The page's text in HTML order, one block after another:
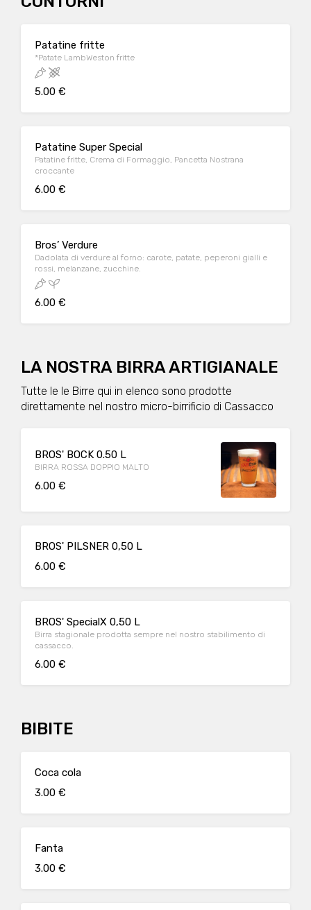
Patatine fritte
*Patate LambWeston fritte
5.00 €
Patatine Super Special
Patatine fritte, Crema di Formaggio, Pancetta Nostrana
croccante
6.00 €
Bros’ Verdure
Dadolata di verdure al forno: carote, patate, peperoni gialli e
rossi, melanzane, zucchine.
6.00 €
LA NOSTRA BIRRA ARTIGIANALE
Tutte le le Birre qui in elenco sono prodotte
direttamente nel nostro micro-birrificio di Cassacco
BROS' BOCK 0.50 L
BIRRA ROSSA DOPPIO MALTO
6.00 €
BROS' PILSNER 0,50 L
6.00 €
BROS' SpecialX 0,50 L
Birra stagionale prodotta sempre nel nostro stabilimento di
cassacco.
6.00 €
BIBITE
Coca cola
3.00 €
Fanta
3.00 €